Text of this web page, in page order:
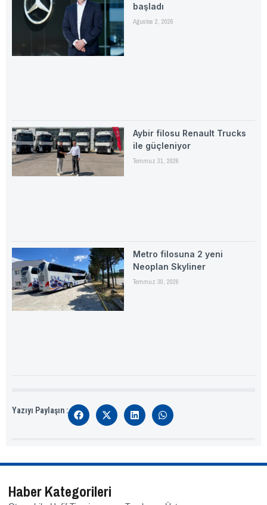
başladı
Ağustos 2, 2026
Aybir filosu Renault Trucks
ile güçleniyor
Temmuz 31, 2026
Metro filosuna 2 yeni
Neoplan Skyliner
Temmuz 30, 2026
Yazıyı Paylaşın :
Haber Kategorileri